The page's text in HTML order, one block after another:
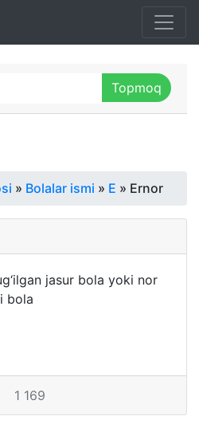
» Bolalar ismi » E » Ernor
jasur bola yoki nor
bola
1 169